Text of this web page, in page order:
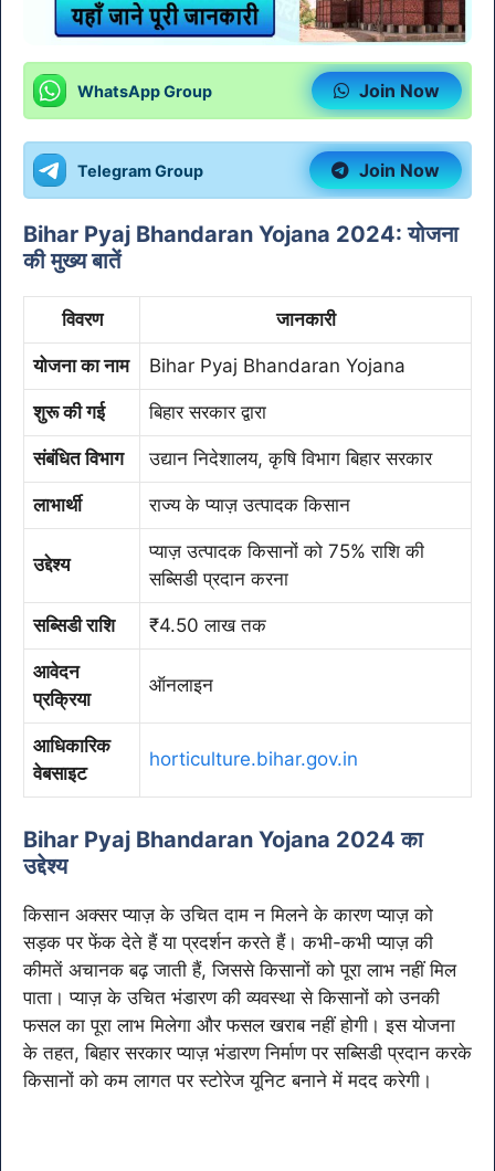
WhatsApp Group Join Now
Telegram Group Join Now
Bihar Pyaj Bhandaran Yojana 2024: योजना
की मुख्य बातें
विवरण जानकारी
योजना का नाम Bihar Pyaj Bhandaran Yojana
शुरू की गई बिहार सरकार द्वारा
संबंधित विभाग उद्यान निदेशालय, कृषि विभाग बिहार सरकार
लाभार्थी राज्य के प्याज़ उत्पादक किसान
उद्देश्य
प्याज़ उत्पादक किसानों को 75% राशि की
सब्सिडी प्रदान करना
सब्सिडी राशि ₹4.50 लाख तक
आवेदन
प्रक्रिया
ऑनलाइन
आधिकारिक
वेबसाइट
horticulture.bihar.gov.in
Bihar Pyaj Bhandaran Yojana 2024 का
उद्देश्य
किसान अक्सर प्याज़ के उचित दाम न मिलने के कारण प्याज़ को
सड़क पर फेंक देते हैं या प्रदर्शन करते हैं। कभी-कभी प्याज़ की
कीमतें अचानक बढ़ जाती हैं, जिससे किसानों को पूरा लाभ नहीं मिल
पाता। प्याज़ के उचित भंडारण की व्यवस्था से किसानों को उनकी
फसल का पूरा लाभ मिलेगा और फसल खराब नहीं होगी। इस योजना
के तहत, बिहार सरकार प्याज़ भंडारण निर्माण पर सब्सिडी प्रदान करके
किसानों को कम लागत पर स्टोरेज यूनिट बनाने में मदद करेगी।